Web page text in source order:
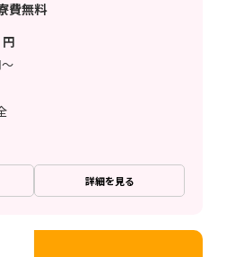
費無料
円
詳細を見る